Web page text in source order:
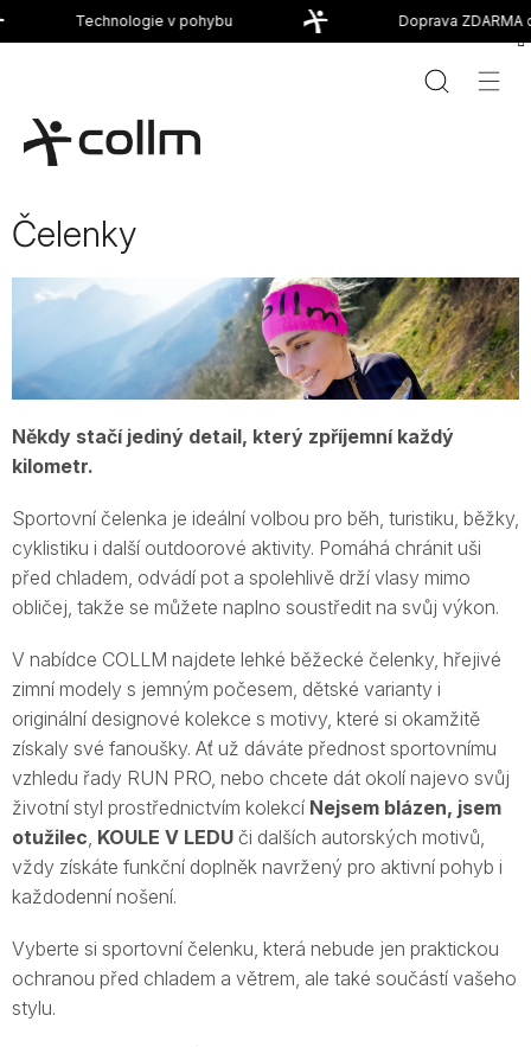
Technologie v pohybu Doprava ZDARMA
Čelenky
Někdy stačí jediný detail, který zpříjemní každý
kilometr.
Sportovní čelenka je ideální volbou pro běh, turistiku, běžky,
cyklistiku i další outdoorové aktivity. Pomáhá chránit uši
před chladem, odvádí pot a spolehlivě drží vlasy mimo
obličej, takže se můžete naplno soustředit na svůj výkon.
V nabídce COLLM najdete lehké běžecké čelenky, hřejivé
zimní modely s jemným počesem, dětské varianty i
originální designové kolekce s motivy, které si okamžitě
získaly své fanoušky. Ať už dáváte přednost sportovnímu
vzhledu řady RUN PRO, nebo chcete dát okolí najevo svůj
životní styl prostřednictvím kolekcí Nejsem blázen, jsem
otužilec, KOULE V LEDU či dalších autorských motivů,
vždy získáte funkční doplněk navržený pro aktivní pohyb i
každodenní nošení.
Vyberte si sportovní čelenku, která nebude jen praktickou
ochranou před chladem a větrem, ale také součástí vašeho
stylu.